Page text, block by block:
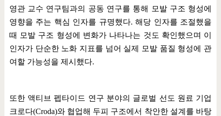
영관 교수 연구팀과의 공동 연구를 통해 모발 구조 형성에
영향을 주는 핵심 인자를 규명했다.해당 인자를 조절했을
때 모발 구조 형성에 변화가 나타나는 것도 확인했으며 이
인자가 단순한 노화 지표를 넘어 실제 모발 품질 형성에 관
여할 가능성을 제시했다.
또한 액티브 펩타이드 연구 분야의 글로벌 선도 원료 기업
크로다(Croda)와 협업해 두피 구조에서 착안한 설계를 바탕